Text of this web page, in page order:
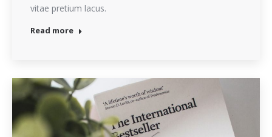
vitae pretium lacus.
Read more